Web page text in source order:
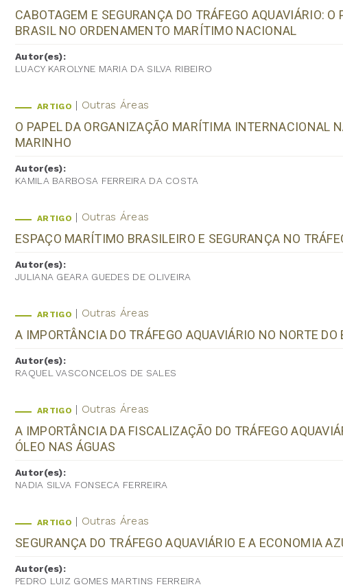
CABOTAGEM E SEGURANÇA DO TRÁFEGO AQUAVIÁRIO:
BRASIL NO ORDENAMENTO MARÍTIMO NACIONAL
Autor(es):
LUACY KAROLYNE MARIA DA SILVA RIBEIRO
ARTIGO Outras Áreas
O PAPEL DA ORGANIZAÇÃO MARÍTIMA INTERNACIONAL
MARINHO
Autor(es):
KAMILA BARBOSA FERREIRA DA COSTA
ARTIGO Outras Áreas
ESPAÇO MARÍTIMO BRASILEIRO E SEGURANÇA NO
Autor(es):
JULIANA GEARA GUEDES DE OLIVEIRA
ARTIGO Outras Áreas
A IMPORTÂNCIA DO TRÁFEGO AQUAVIÁRIO NO NORTE DO
Autor(es):
RAQUEL VASCONCELOS DE SALES
ARTIGO Outras Áreas
A IMPORTÂNCIA DA FISCALIZAÇÃO DO TRÁFEGO
ÓLEO NAS ÁGUAS
Autor(es):
NADIA SILVA FONSECA FERREIRA
ARTIGO Outras Áreas
SEGURANÇA DO TRÁFEGO AQUAVIÁRIO E A ECONOMIA
Autor(es):
PEDRO LUIZ GOMES MARTINS FERREIRA